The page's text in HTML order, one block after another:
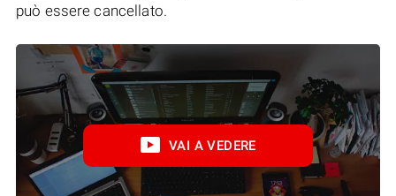
può essere cancellato.
VAI A VEDERE